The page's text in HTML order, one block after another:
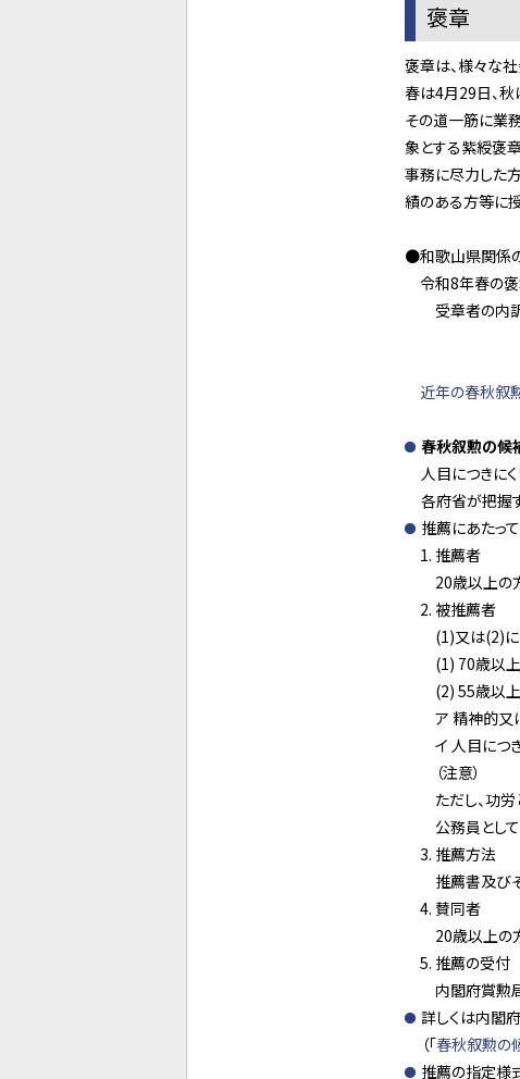
褒章
褒章は、様々な
春は4月29日、秋
その道一筋に業
象とする紫綬褒
事務に尽力した
績のある方等に
●和歌山県関係
令和8年春の褒
受章者の内訳
藍綬褒章
近年の春秋叙
春秋叙勲の候
人目につきに
各府省が把握
推薦にあたって
推薦者
20歳以上の
被推薦者
(1)又は(2)
(1) 70歳以
(2) 55歳以
ア 精神的又
イ 人目につ
（注意）
ただし、功
公務員とし
推薦方法
推薦書及び
賛同者
20歳以上の
推薦の受付
内閣府賞勲
詳しくは内閣
（「春秋叙勲の
推薦の指定様